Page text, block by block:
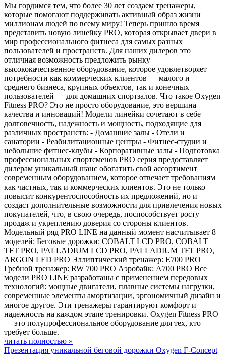
Мы гордимся тем, что более 30 лет создаем тренажеры,
которые помогают поддерживать активный образ жизни
миллионам людей по всему миру! Теперь пришло время
представить новую линейку PRO, которая открывает двери в
мир профессионального фитнеса для самых разных
пользователей и пространств. Для наших дилеров это
отличная возможность предложить рынку
высококачественное оборудование, которое удовлетворяет
потребности как коммерческих клиентов — малого и
среднего бизнеса, крупных объектов, так и конечных
пользователей — для домашних спортзалов. Что такое Oxygen
Fitness PRO? Это не просто оборудование, это вершина
качества и инноваций! Модели линейки сочетают в себе
долговечность, надежность и мощность, подходящие для
различных пространств: - Домашние залы - Отели и
санатории - Реабилитационные центры - Фитнес-студии и
небольшие фитнес-клубы - Корпоративные залы - Подготовка
профессиональных спортсменов PRO серия предоставляет
дилерам уникальный шанс обогатить свой ассортимент
современным оборудованием, которое отвечает требованиям
как частных, так и коммерческих клиентов. Это не только
повысит конкурентоспособность их предложений, но и
создаст дополнительные возможности для привлечения новых
покупателей, что, в свою очередь, поспособствует росту
продаж и укреплению доверия со стороны клиентов.
Модельный ряд PRO LINE на данный момент насчитывает 8
моделей: Беговые дорожки: COBALT LCD PRO, COBALT
TFT PRO, PALLADIUM LCD PRO, PALLADIUM TFT PRO,
ARGON LED PRO Эллиптический тренажер: E700 PRO
Гребной тренажер: RW 700 PRO Аэробайк: A700 PRO Все
модели PRO LINE разработаны с применением передовых
технологий: мощные двигатели, плавные системы нагрузки,
современные элементы амортизации, эргономичный дизайн и
многое другое. Эти тренажеры гарантируют комфорт и
надежность на каждом этапе тренировки. Oxygen Fitness PRO
— это полупрофессиональное оборудование для тех, кто
требует больше.
читать полностью »
Презентация уникальной беговой дорожки Oxygen F-Concept